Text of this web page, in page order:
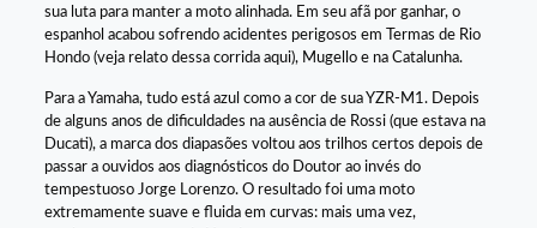
sua luta para manter a moto alinhada. Em seu afã por ganhar, o
espanhol acabou sofrendo acidentes perigosos em Termas de Rio
Hondo (veja relato dessa corrida aqui), Mugello e na Catalunha.
Para a Yamaha, tudo está azul como a cor de sua YZR-M1. Depois
de alguns anos de dificuldades na ausência de Rossi (que estava na
Ducati), a marca dos diapasões voltou aos trilhos certos depois de
passar a ouvidos aos diagnósticos do Doutor ao invés do
tempestuoso Jorge Lorenzo. O resultado foi uma moto
extremamente suave e fluida em curvas: mais uma vez,